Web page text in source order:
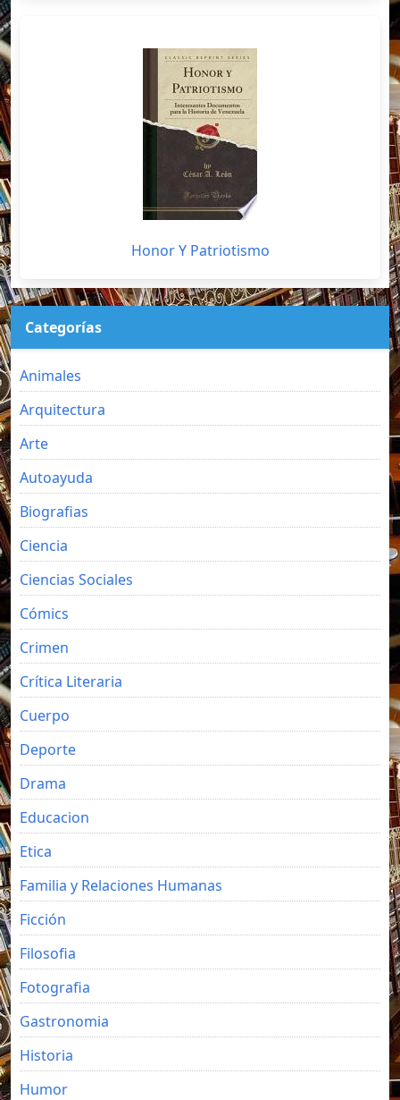
Honor Y Patriotismo
Categorías
Animales
Arquitectura
Arte
Autoayuda
Biografias
Ciencia
Ciencias Sociales
Cómics
Crimen
Crítica Literaria
Cuerpo
Deporte
Drama
Educacion
Etica
Familia y Relaciones Humanas
Ficción
Filosofia
Fotografia
Gastronomia
Historia
Humor